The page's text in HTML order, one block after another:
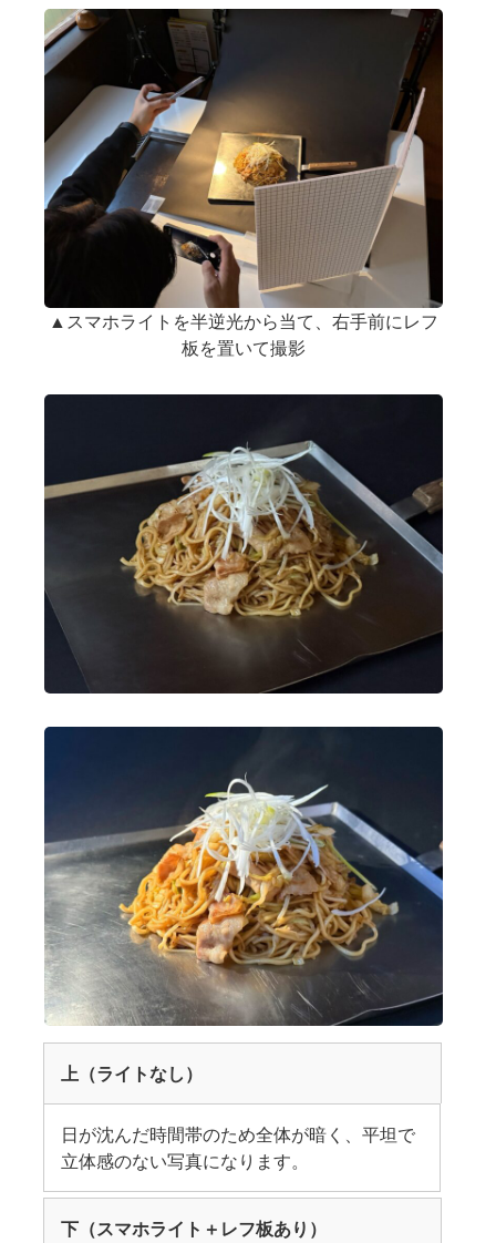
▲スマホライトを半逆光から当て、右手前にレフ
板を置いて撮影
上（ライトなし）
日が沈んだ時間帯のため全体が暗く、平坦で
立体感のない写真になります。
下（スマホライト＋レフ板あり）